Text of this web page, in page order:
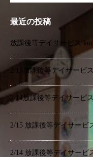
最近の投稿
放課後等デイサービス
2/15放課後等デイサービ
2/14放課後等デイサービ
2/15 放課後等デイサービ
2/14 放課後等デイサービ